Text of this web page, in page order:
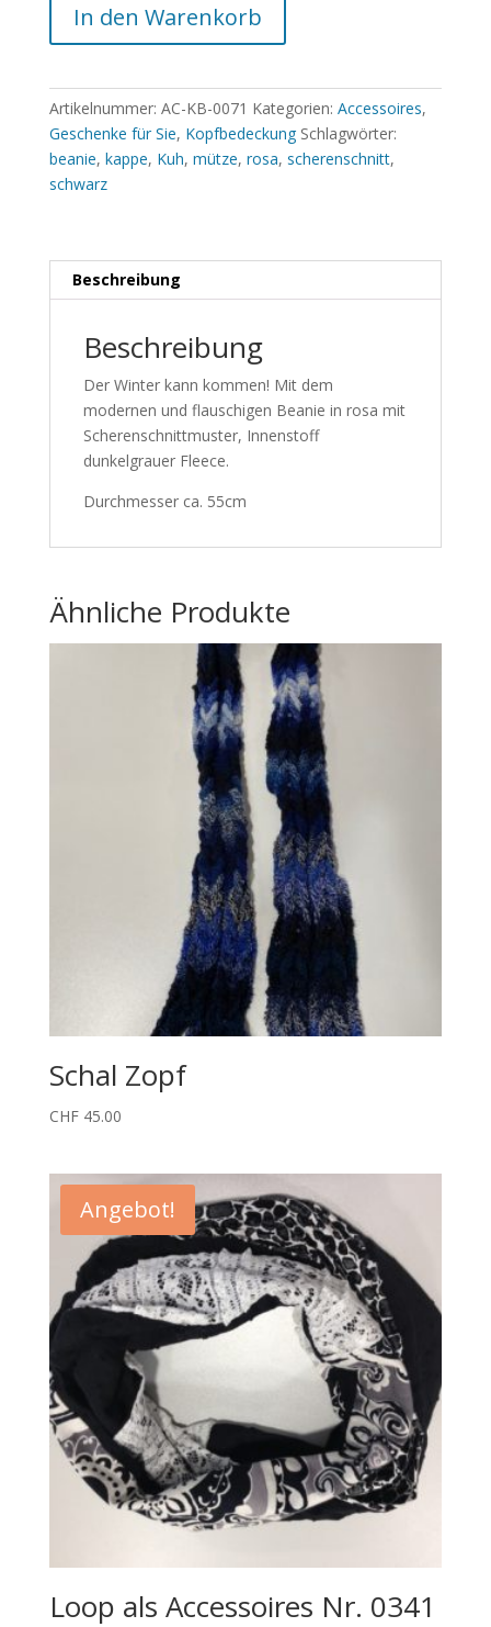
In den Warenkorb
Artikelnummer: AC-KB-0071 Kategorien: Accessoires,
Geschenke für Sie, Kopfbedeckung Schlagwörter:
beanie, kappe, Kuh, mütze, rosa, scherenschnitt,
schwarz
Beschreibung
Beschreibung
Der Winter kann kommen! Mit dem
modernen und flauschigen Beanie in rosa mit
Scherenschnittmuster, Innenstoff
dunkelgrauer Fleece.
Durchmesser ca. 55cm
Ähnliche Produkte
Schal Zopf
CHF45.00
Angebot!
Loop als Accessoires Nr. 0341